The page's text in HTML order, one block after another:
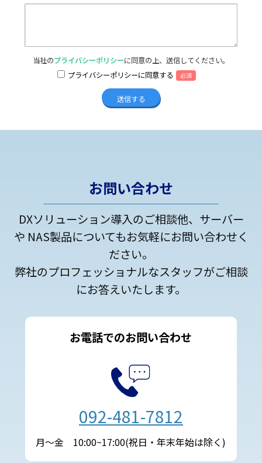
当社のプライバシーポリシーに同意の上、送信してください。
プライバシーポリシーに同意する
必須
お問い合わせ
DXソリューション導入のご相談他、サーバー
や NAS製品についてもお気軽にお問い合わせく
ださい。
弊社のプロフェッショナルなスタッフがご相談
にお答えいたします。
お電話でのお問い合わせ
092-481-7812
月～金 10:00~17:00(祝日・年末年始は除く)